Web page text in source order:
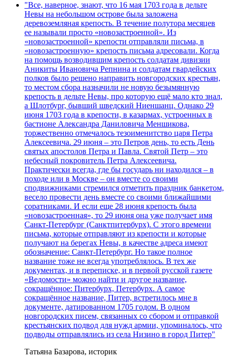
"Все, наверное, знают, что 16 мая 1703 года в дельте
Невы на небольшом острове была заложена
деревоземляная крепость. В течение полутора месяцев
ее называли просто «новозастроенной». Из
«новозастроенной» крепости отправляли письма, в
«новозастроенную» крепость письма адресовали. Когда
на помощь возводившим крепость солдатам дивизии
Аникиты Ивановича Репнина и солдатам гвардейских
полков было решено направить новгородских крестьян,
то местом сбора назначили не новую безымянную
крепость в дельте Невы, про которую ещё мало кто знал,
а Шлотбург, бывший шведский Ниеншанц. Однако 29
июня 1703 года в крепости, в казармах, устроенных в
бастионе Александра Даниловича Меншикова,
торжественно отмечалось тезоименитство царя Петра
Алексеевича. 29 июня – это Петров день, то есть День
святых апостолов Петра и Павла. Святой Петр – это
небесный покровитель Петра Алексеевича.
Практически всегда, где бы государь ни находился – в
походе или в Москве – он вместе со своими
сподвижниками стремился отметить праздник банкетом,
весело провести день вместе со своими ближайшими
соратниками. И если еще 28 июня крепость была
«новозастроенная», то 29 июня она уже получает имя
Санкт-Петербург (Санктпитербурх). С этого времени
письма, которые отправляют из крепости и которые
получают на берегах Невы, в качестве адреса имеют
обозначение: Санкт-Петербург. Но такое полное
название тоже не всегда употреблялось. В тех же
документах, и в переписке, и в первой русской газете
«Ведомости» можно найти и другое название,
сокращённое: Питербурх, Петербурх. А самое
сокращённое название, Питер, встретилось мне в
документе, датированном 1705 годом. В одном
новгородских писем, связанных со сбором и отправкой
крестьянских подвод для нужд армии, упоминалось, что
подводы отправлялись из села Низино в город Питер"
Татьяна Базарова, историк